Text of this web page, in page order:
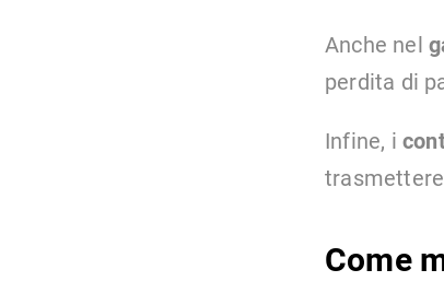
Anche nel
perdita di
Infine, i
Come